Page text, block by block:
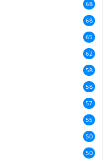
68
68
65
62
58
58
57
55
50
50